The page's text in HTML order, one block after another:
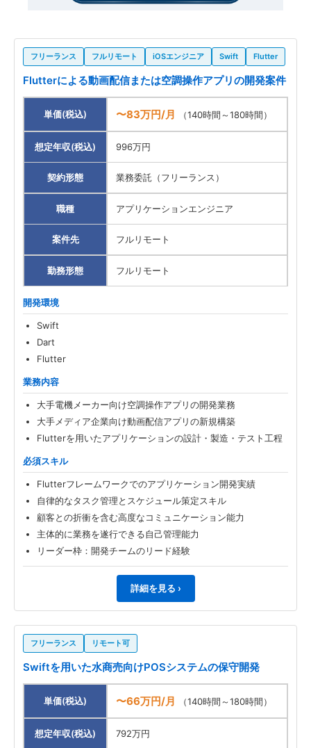
フリーランス フルリモート iOSエンジニア Swift Flutter
Flutterによる動画配信または空調操作アプリの開発案件
単価(税込) 〜83万円/月 （140時間～180時間）
想定年収(税込) 996万円
契約形態 業務委託（フリーランス）
職種 アプリケーションエンジニア
案件先 フルリモート
勤務形態 フルリモート
開発環境
Swift
Dart
Flutter
業務内容
大手電機メーカー向け空調操作アプリの開発業務
大手メディア企業向け動画配信アプリの新規構築
Flutterを用いたアプリケーションの設計・製造・テスト工程
必須スキル
Flutterフレームワークでのアプリケーション開発実績
自律的なタスク管理とスケジュール策定スキル
顧客との折衝を含む高度なコミュニケーション能力
主体的に業務を遂行できる自己管理能力
リーダー枠：開発チームのリード経験
詳細を見る ›
フリーランス リモート可
Swiftを用いた水商売向けPOSシステムの保守開発
単価(税込) 〜66万円/月 （140時間～180時間）
想定年収(税込) 792万円